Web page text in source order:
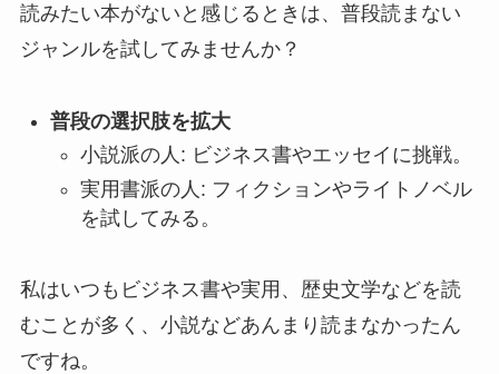
読みたい本がないと感じるときは、普段読まない
ジャンルを試してみませんか？
普段の選択肢を拡大
小説派の人: ビジネス書やエッセイに挑戦。
実用書派の人: フィクションやライトノベル
を試してみる。
私はいつもビジネス書や実用、歴史文学などを読
むことが多く、小説などあんまり読まなかったん
ですね。